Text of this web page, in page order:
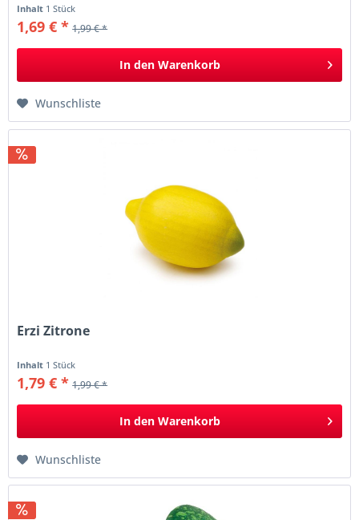
Inhalt 1 Stück
1,69 € * 1,99 € *
In den Warenkorb
Wunschliste
Erzi Zitrone
Inhalt 1 Stück
1,79 € * 1,99 € *
In den Warenkorb
Wunschliste